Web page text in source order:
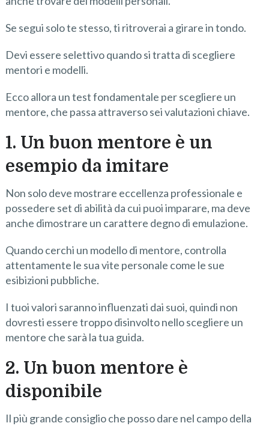
Se segui solo te stesso, ti ritroverai a girare in tondo.
Devi essere selettivo quando si tratta di scegliere
mentori e modelli.
Ecco allora un test fondamentale per scegliere un
mentore, che passa attraverso sei valutazioni chiave.
1. Un buon mentore è un
esempio da imitare
Non solo deve mostrare eccellenza professionale e
possedere set di abilità da cui puoi imparare, ma deve
anche dimostrare un carattere degno di emulazione.
Quando cerchi un modello di mentore, controlla
attentamente le sua vite personale come le sue
esibizioni pubbliche.
I tuoi valori saranno influenzati dai suoi, quindi non
dovresti essere troppo disinvolto nello scegliere un
mentore che sarà la tua guida.
2. Un buon mentore è
disponibile
Il più grande consiglio che posso dare nel campo della